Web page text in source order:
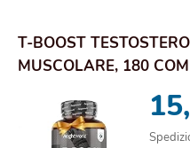
T-BOOST
MUSCOLARE, 180